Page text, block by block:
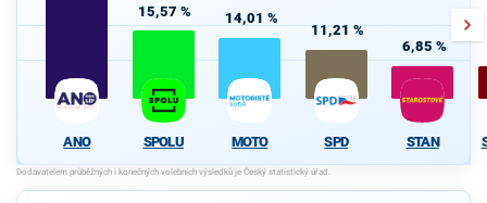
ANO
15,57 %
SPOLU
14,01 %
MOTO
11,21 %
SPD
6,85 %
STAN